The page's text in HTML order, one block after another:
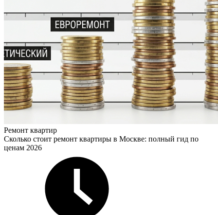
Ремонт квартир
Сколько стоит ремонт квартиры в Москве: полный гид по
ценам 2026